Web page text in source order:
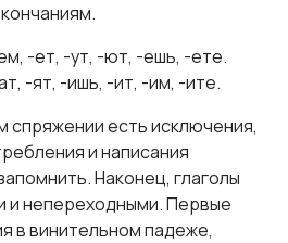
-ет, -ут, -ют, -ешь, -ете.
-ят, -ишь, -ит, -им, -ите.
спряжении есть исключения,
и написания
Наконец, глаголы
и непереходными. Первые
в винительном падеже,